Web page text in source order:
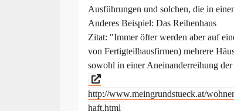
Ausführungen und solchen, die in
Anderes Beispiel: Das Reihenhaus
Zitat: "Immer öfter werden aber auf
von Fertigteilhausfirmen) mehrere
sowohl in einer Aneinanderreihung der
http://www.meingrundstueck.at/
haft.html